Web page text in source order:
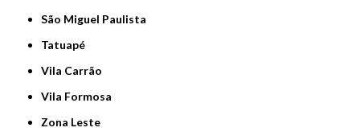
São Miguel Paulista
Tatuapé
Vila Carrão
Vila Formosa
Zona Leste